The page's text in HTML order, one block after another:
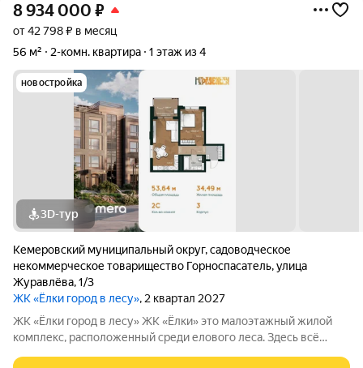
8 934 000 ₽
от 42 798 ₽ в месяц
56 м²
2-комн. квартира 1 этаж из 4
новостройка
3D-тур
Кемеровский муниципальный округ,садоводческое
некоммерческое товарищество Горноспасатель,улица
Журавлёва,1/3
ЖК «Ёлки город в лесу», 2 квартал 2027
ЖК «Ёлки город в лесу» ЖК «Ёлки» это малоэтажный жилой
комплекс, расположенный среди елового леса. Здесь всё